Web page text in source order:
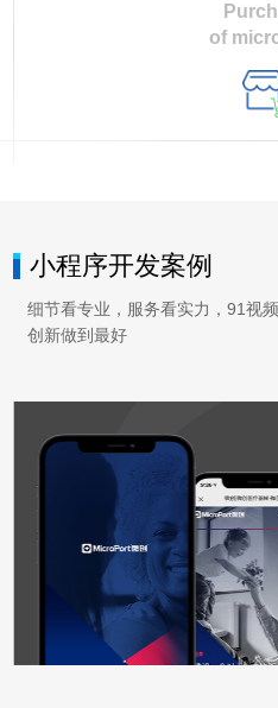
of
小程序开发案例
细节看专业，服务看实力，91视
创新做到最好